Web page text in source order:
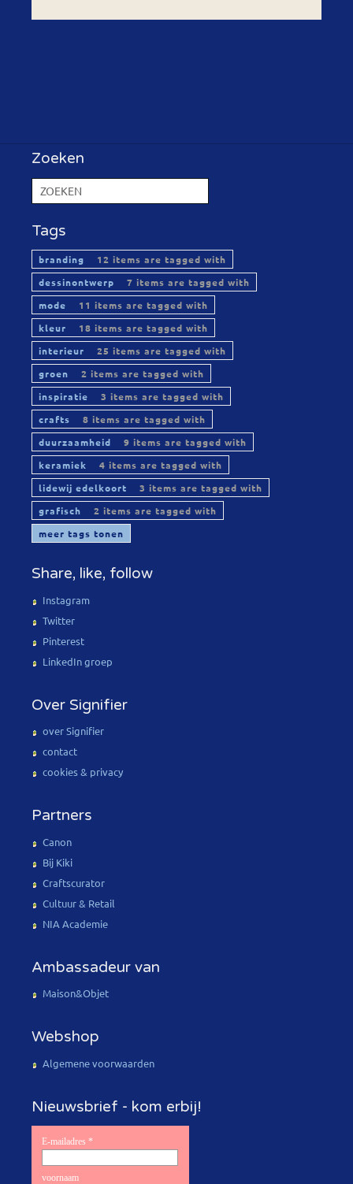
Zoeken
Tags
branding
12 items are tagged with
dessinontwerp
7 items are tagged with
mode
11 items are tagged with
kleur
18 items are tagged with
interieur
25 items are tagged with
groen
2 items are tagged with
inspiratie
3 items are tagged with
crafts
8 items are tagged with
duurzaamheid
9 items are tagged with
keramiek
4 items are tagged with
lidewij edelkoort
3 items are tagged with
grafisch
2 items are tagged with
meer tags tonen
Share, like, follow
Instagram
Twitter
Pinterest
LinkedIn groep
Over Signifier
over Signifier
contact
cookies & privacy
Partners
Canon
Bij Kiki
Craftscurator
Cultuur & Retail
NIA Academie
Ambassadeur van
Maison&Objet
Webshop
Algemene voorwaarden
Nieuwsbrief - kom erbij!